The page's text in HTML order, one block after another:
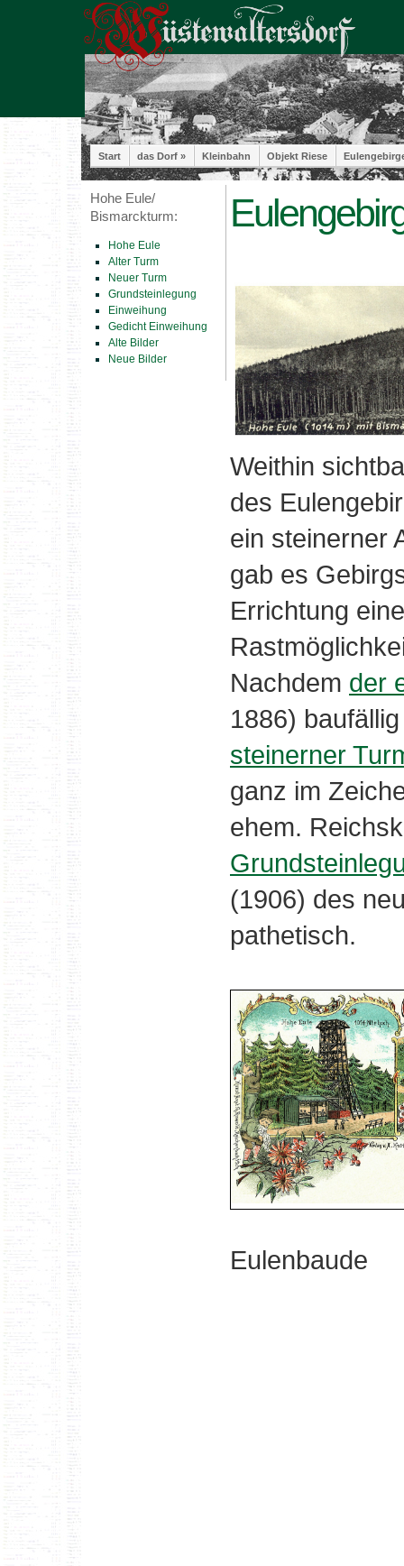
Start das Dorf » Kleinbahn Objekt Riese
Hohe Eule/
Bismarckturm:
Hohe Eule
Alter Turm
Neuer Turm
Grundsteinlegung
Einweihung
Gedicht Einweihung
Alte Bilder
Neue Bilder
Weithin
des
ein steinerner
gab es
Errichtung
Nachdem der
1886)
steinerner
ganz im
ehem.
(1906) des
pathetisch.
Eulenbaude